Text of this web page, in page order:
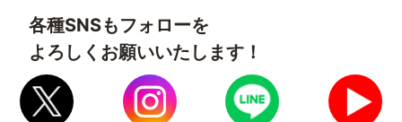
各種SNSもフォローを
よろしくお願いいたします！